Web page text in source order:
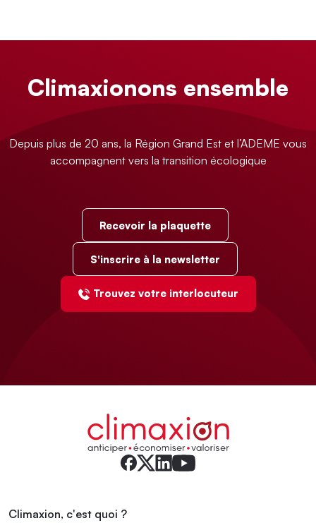
Climaxionons ensemble
Depuis plus de 20 ans, la Région Grand Est et l’ADEME vous
accompagnent vers la transition écologique
Recevoir la plaquette
S'inscrire à la newsletter
Trouvez votre interlocuteur
Climaxion, c'est quoi ?